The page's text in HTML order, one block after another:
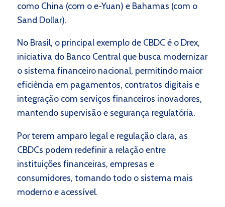
como China (com o e-Yuan) e Bahamas (com o
Sand Dollar).
No Brasil, o principal exemplo de CBDC é o Drex,
iniciativa do Banco Central que busca modernizar
o sistema financeiro nacional, permitindo maior
eficiência em pagamentos, contratos digitais e
integração com serviços financeiros inovadores,
mantendo supervisão e segurança regulatória.
Por terem amparo legal e regulação clara, as
CBDCs podem redefinir a relação entre
instituições financeiras, empresas e
consumidores, tornando todo o sistema mais
moderno e acessível.